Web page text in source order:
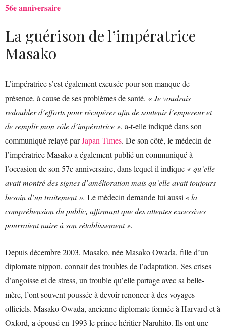
56e anniversaire
La guérison de l’impératrice
Masako
L’impératrice s’est également excusée pour son manque de
présence, à cause de ses problèmes de santé. « Je voudrais
redoubler d’efforts pour récupérer afin de soutenir l’empereur et
de remplir mon rôle d’impératrice », a-t-elle indiqué dans son
communiqué relayé parJapan Times. De son côté, le médecin de
l’impératrice Masako a également publié un communiqué à
l’occasion de son 57e anniversaire, dans lequel il indique « qu’elle
avait montré des signes d’amélioration mais qu’elle avait toujours
besoin d’un traitement ». Le médecin demande lui aussi « la
compréhension du public, affirmant que des attentes excessives
pourraient nuire à son rétablissement ».
Depuis décembre 2003, Masako, née Masako Owada, fille d’un
diplomate nippon, connait des troubles de l’adaptation. Ses crises
d’angoisse et de stress, un trouble qu’elle partage avec sa belle-
mère, l’ont souvent poussée à devoir renoncer à des voyages
officiels. Masako Owada, ancienne diplomate formée à Harvard et à
Oxford, a épousé en 1993 le prince héritier Naruhito. Ils ont une